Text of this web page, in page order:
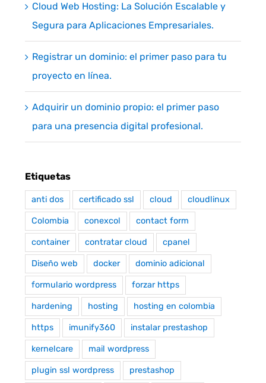
Cloud Web Hosting: La Solución Escalable y
Segura para Aplicaciones Empresariales.
Registrar un dominio: el primer paso para tu
proyecto en línea.
Adquirir un dominio propio: el primer paso
para una presencia digital profesional.
Etiquetas
anti dos certificado ssl cloud cloudlinux
Colombia conexcol contact form
container contratar cloud cpanel
Diseño web docker dominio adicional
formulario wordpress forzar https
hardening hosting hosting en colombia
https imunify360 instalar prestashop
kernelcare mail wordpress
plugin ssl wordpress prestashop